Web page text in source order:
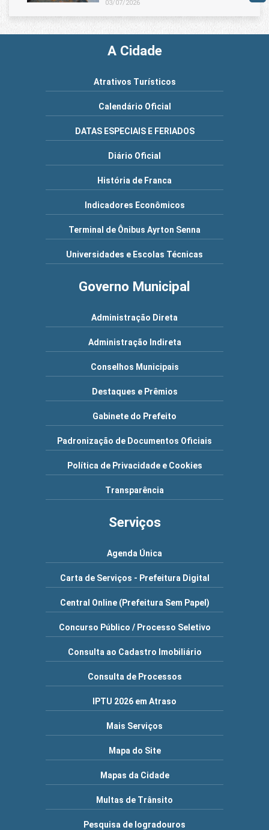
03/07/2026
A Cidade
Atrativos Turísticos
Calendário Oficial
DATAS ESPECIAIS E FERIADOS
Diário Oficial
História de Franca
Indicadores Econômicos
Terminal de Ônibus Ayrton Senna
Universidades e Escolas Técnicas
Governo Municipal
Administração Direta
Administração Indireta
Conselhos Municipais
Destaques e Prêmios
Gabinete do Prefeito
Padronização de Documentos Oficiais
Política de Privacidade e Cookies
Transparência
Serviços
Agenda Única
Carta de Serviços - Prefeitura Digital
Central Online (Prefeitura Sem Papel)
Concurso Público / Processo Seletivo
Consulta ao Cadastro Imobiliário
Consulta de Processos
IPTU 2026 em Atraso
Mais Serviços
Mapa do Site
Mapas da Cidade
Multas de Trânsito
Pesquisa de logradouros